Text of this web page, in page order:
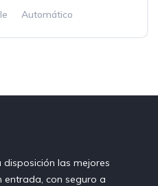
Automático
disposición las mejores
entrada, con seguro a